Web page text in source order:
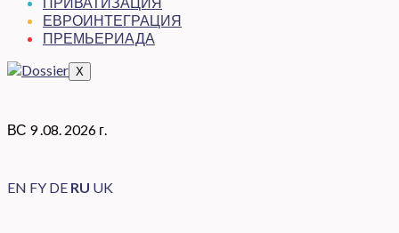
ЕВРОИНТЕГРАЦИЯ
ПРЕМЬЕРИАДА
X
ВС 9 .08. 2026 г.
EN FY DE RU UK